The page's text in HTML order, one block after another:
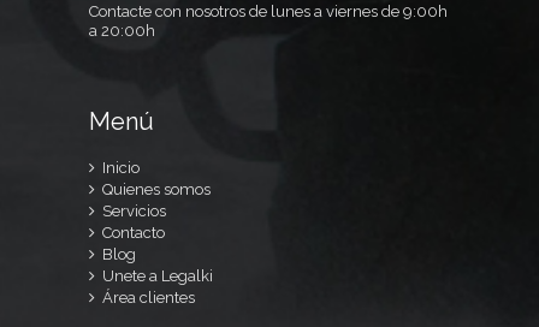
Contacte con nosotros de lunes a viernes de 9:00h
a 20:00h
Menú
Inicio
Quienes somos
Servicios
Contacto
Blog
Unete a Legalki
Área clientes